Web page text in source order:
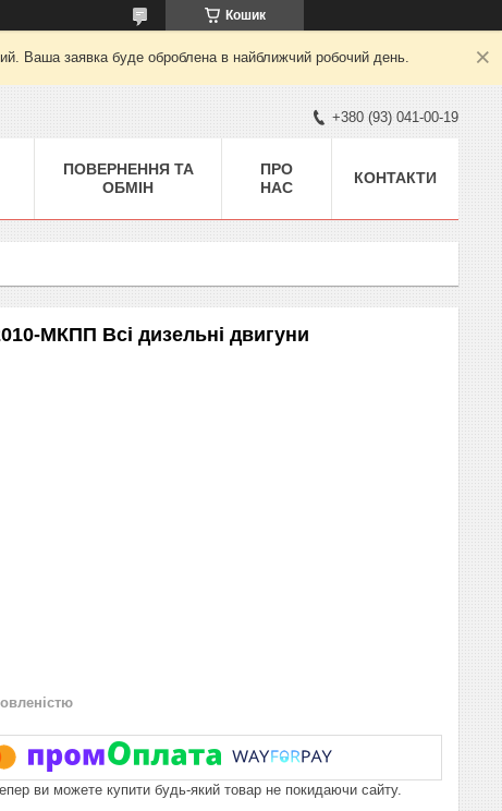
Кошик
Ваша заявка буде оброблена в найближчий робочий день.
+380 (93) 041-00-19
ПОВЕРНЕННЯ ТА
ОБМІН
ПРО
НАС
КОНТАКТИ
МКПП Всі дизельні двигуни
ви можете купити будь-який товар не покидаючи сайту.